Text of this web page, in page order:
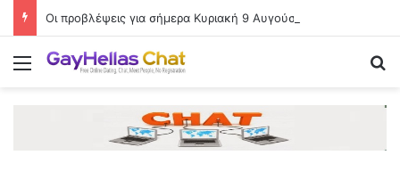
Οι προβλέψεις για σήμερα Κυριακή 9 Αυγούστου 2026
Menu